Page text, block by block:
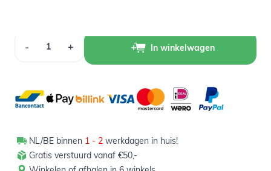
- + In winkelwagen
NL/BE binnen 1 - 2 werkdagen in huis!
Gratis verstuurd vanaf €50,-